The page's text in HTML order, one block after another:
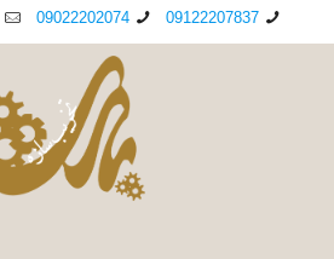
09122207837
09022202074